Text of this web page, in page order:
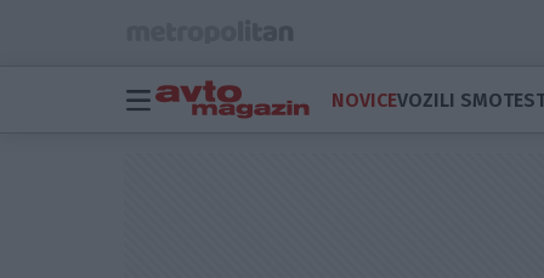
NOVICEVOZILI SMO